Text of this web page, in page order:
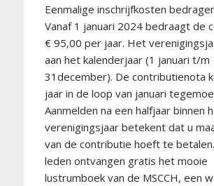
Eenmalige inschrijfkosten
Vanaf 1 januari 2024 bedraagt de
€ 95,00 per jaar. Het
aan het kalenderjaar (1 januari t/m
31december). De contributienota
jaar in de loop van januari
Aanmelden na een halfjaar binnen
verenigingsjaar betekent dat u
van de contributie hoeft te
leden ontvangen gratis het mooie
lustrumboek van de MSCCH, een